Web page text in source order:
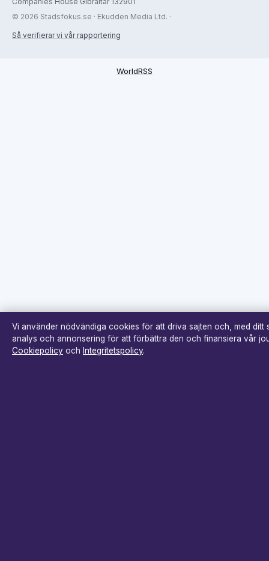
© 2026 Stadsfokus.se · Ekudden Media Ltd. ·
Så verifierar vi vår rapportering
Vi använder nödvändiga cookies för att driva sajten och, med ditt
analys och annonsering för att förbättra den och finansiera vår
Cookiepolicy och Integritetspolicy.
WorldRSS